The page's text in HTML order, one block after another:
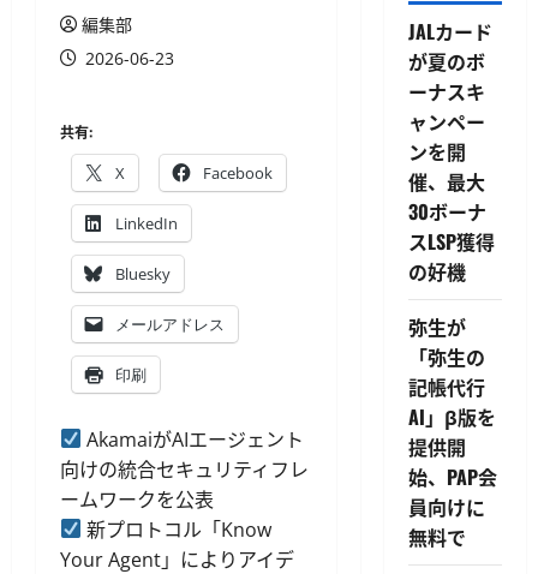
編集部
2026-06-23
共有:
X Facebook
LinkedIn
Bluesky
メールアドレス
印刷
AkamaiがAIエージェント
向けの統合セキュリティフレ
ームワークを公表
新プロトコル「Know
Your Agent」によりアイデ
JALカード
が夏のボ
ーナスキ
ャンペー
ンを開
催、最大
30ボーナ
スLSP獲得
の好機
弥生が
「弥生の
記帳代行
AI」β版を
提供開
始、PAP会
員向けに
無料で